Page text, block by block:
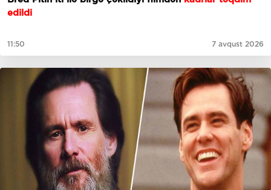
edildi
11:50 7 avqust 2026